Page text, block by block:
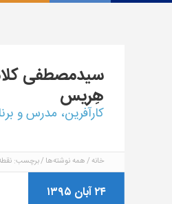
سیدمصطفی
هِریس
کارآفرین، مدرس و
خانه همه نوشته‌ها برچسب:
۲۴ آبان ۱۳۹۵